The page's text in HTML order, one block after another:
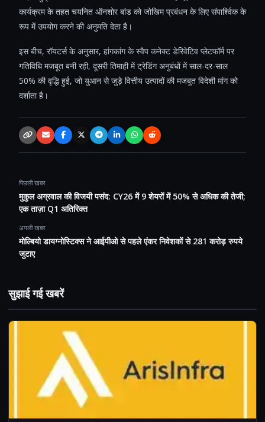
कार्यक्रम के तहत चयनित ऑनशोर बांड को जोखिम प्रबंधन के लिए संपार्श्विक के
रूप में उपयोग करने की अनुमति देता है।
इस बीच, रॉयटर्स के अनुसार, हांगकांग के स्वैप कनेक्ट डेरिवेटिव प्लेटफॉर्म पर
गतिविधि मजबूत बनी रही, दूसरी तिमाही में ट्रेडिंग अनुबंधों में साल-दर-साल
50% की वृद्धि हुई, जो युआन से जुड़े वित्तीय उत्पादों की मजबूत विदेशी मांग को
दर्शाता है।
Copy link
EmailFacebookX / TwitterTelegramLinkedInWhatsApp
Reddit
पिछली खबर
मुकुल अग्रवाल की विजयी पसंद: CY26 में 9 शेयरों में 50% से अधिक की तेजी;
एक ताज़ा Q1 अतिरिक्त
अगली खबर
मोल्बियो डायग्नोस्टिक्स ने आईपीओ से पहले एंकर निवेशकों से 281 करोड़ रुपये
जुटाए
सुझाई गई खबरें